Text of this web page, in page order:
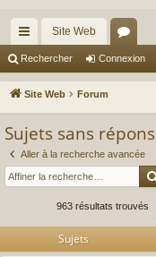
cc
ès
ra
pi
de
Site Web
or
u
m
s
Rechercher Connexion
Site Web Forum
Sujets sans
Aller à la recherche avancée
963 résultats trouvés
Sujets